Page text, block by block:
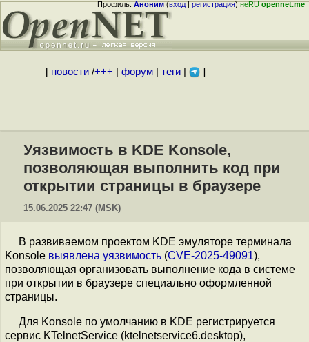
Профиль:Аноним(вход|регистрация)неRUopennet.me
[ новости/+++ форум| теги| ]
Уязвимость в KDE Konsole,
позволяющая выполнить код при
открытии страницы в браузере
15.06.2025 22:47 (MSK)
В развиваемом проектом KDE эмуляторе терминала
Konsole выявлена уязвимость (CVE-2025-49091),
позволяющая организовать выполнение кода в системе
при открытии в браузере специально оформленной
страницы.
Для Konsole по умолчанию в KDE регистрируется
сервис KTelnetService (ktelnetservice6.desktop),